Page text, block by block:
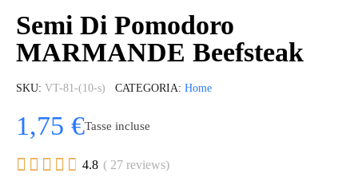
Semi Di Pomodoro
MARMANDE Beefsteak
SKU VT-81-(10-s) CATEGORIA Home
1,75 €Tasse incluse
     4.8 ( 27 reviews)